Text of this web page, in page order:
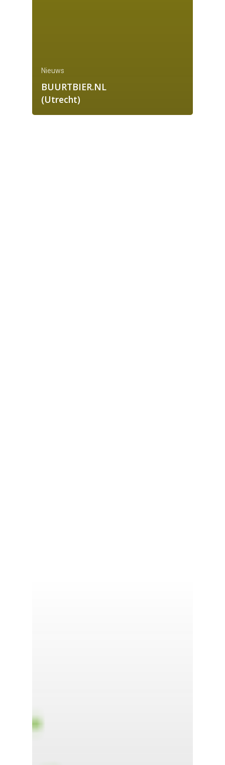
Nieuws
BUURTBIER.NL
(Utrecht)